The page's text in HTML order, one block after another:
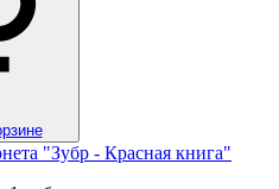
"Зубр - Красная книга"